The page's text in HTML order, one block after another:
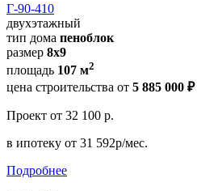
Г-90-410
двухэтажный
тип дома пеноблок
размер 8х9
площадь 107 м2
цена строительства от 5 885 000 ₽
Проект от 32 100 р.
в ипотеку от 31 592р/мес.
Подробнее